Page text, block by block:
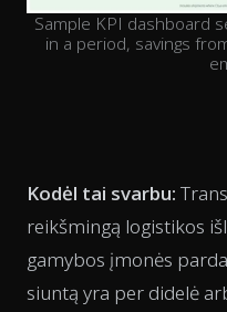
Sample KPI dashboard
in a period, savings
Kodėl tai svarbu:
reikšmingą logistikos
gamybos įmonės
siuntą yra per didelė